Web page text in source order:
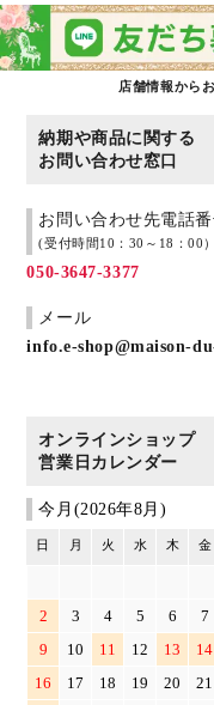
店舗情報から
納期や商品に関する
お問い合わせ窓口
お問い合わせ先電話
(受付時間10：30～18：00）
050-3647-3377
メール
info.e-shop@maison-
オンラインショップ
営業日カレンダー
今月(2026年8月)
日 月 火 水 木 金
2
3 4 5 6 7
9
10 11 12 13 14
16
17 18 19 20 21